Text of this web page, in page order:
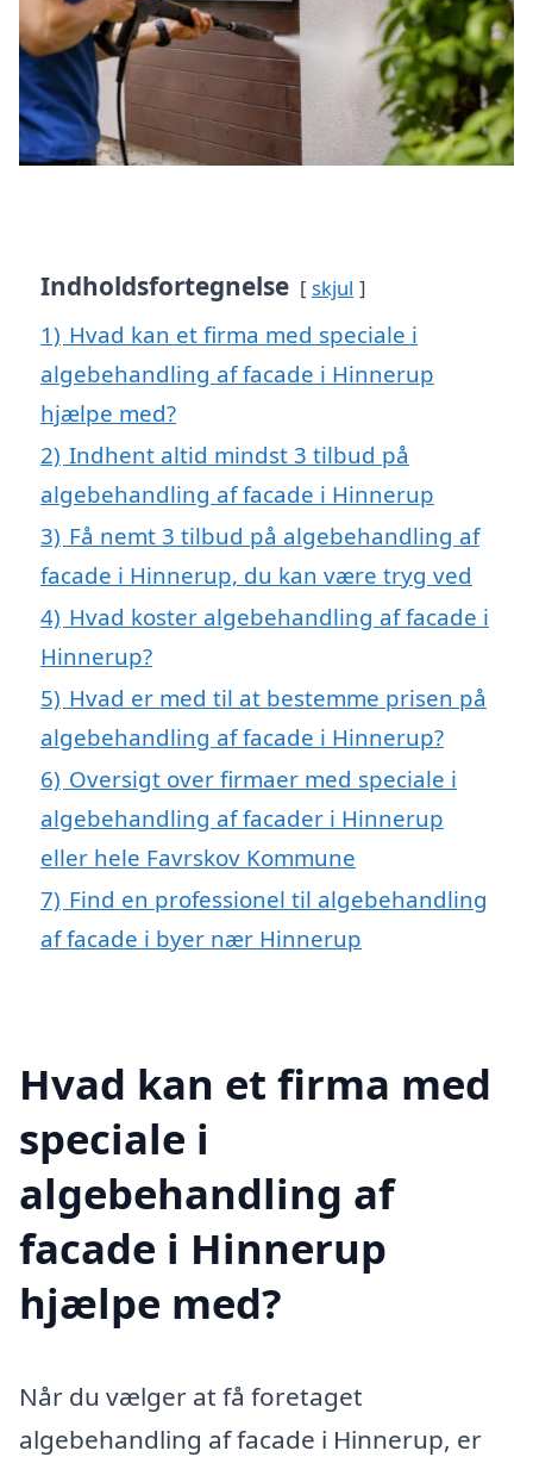
Indholdsfortegnelse skjul
1) Hvad kan et firma med speciale i
algebehandling af facade i Hinnerup
hjælpe med?
2) Indhent altid mindst 3 tilbud på
algebehandling af facade i Hinnerup
3) Få nemt 3 tilbud på algebehandling af
facade i Hinnerup, du kan være tryg ved
4) Hvad koster algebehandling af facade i
Hinnerup?
5) Hvad er med til at bestemme prisen på
algebehandling af facade i Hinnerup?
6) Oversigt over firmaer med speciale i
algebehandling af facader i Hinnerup
eller hele Favrskov Kommune
7) Find en professionel til algebehandling
af facade i byer nær Hinnerup
Hvad kan et firma med
speciale i
algebehandling af
facade i Hinnerup
hjælpe med?
Når du vælger at få foretaget
algebehandling af facade i Hinnerup, er